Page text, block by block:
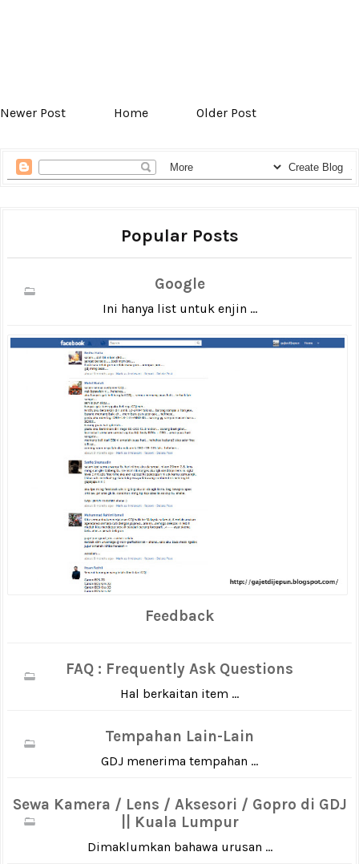
Newer Post Home Older Post
Popular Posts
Google
Ini hanya list untuk enjin ...
Feedback
FAQ : Frequently Ask Questions
Hal berkaitan item ...
Tempahan Lain-Lain
GDJ menerima tempahan ...
Sewa Kamera / Lens / Aksesori / Gopro di GDJ
|| Kuala Lumpur
Dimaklumkan bahawa urusan ...